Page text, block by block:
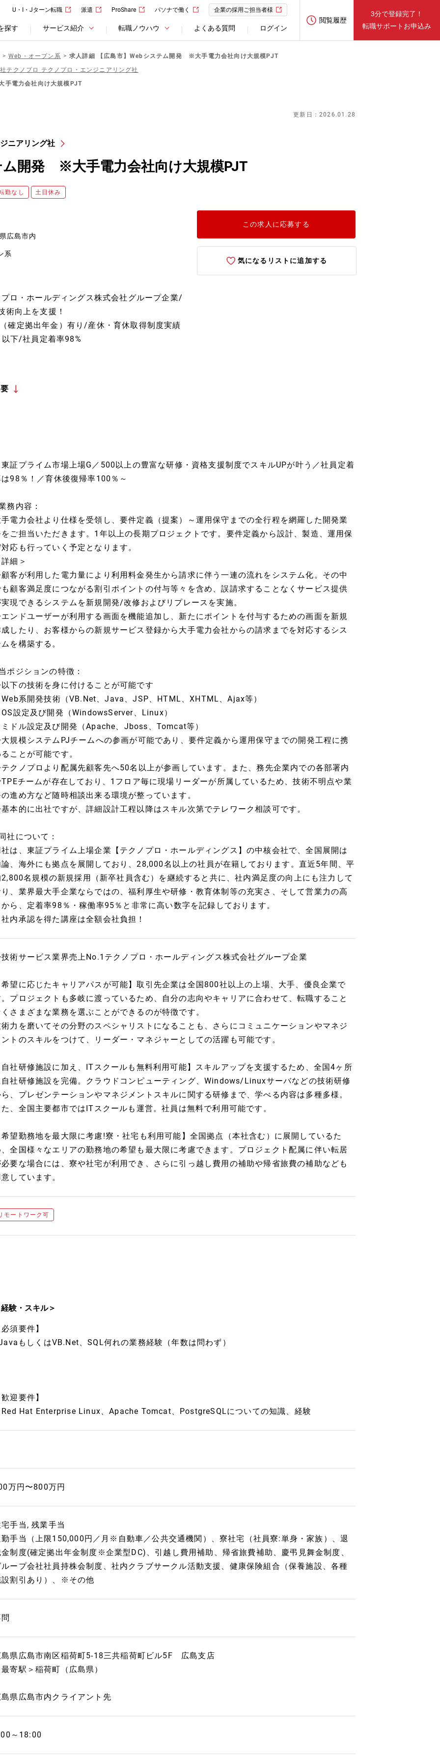
U・I・Jターン転職 派遣 ProShare パソナで働く 企業の採用ご担当者様
探す サービス紹介 転職ノウハウ よくある質問 ログイン
閲覧履歴
3分で登録完了！
転職サポートお申込み
Web・オープン系
求人詳細 【広島市】Webシステム開発 ※大手電力会社向け大規模PJT
テクノプロ テクノプロ・エンジニアリング社
電力会社向け大規模PJT
更新日：2026.01.28
ニアリング社
ム開発 ※大手電力会社向け大規模PJT
勤なし 土日休み
広島市内
系
ロ・ホールディングス株式会社グループ企業/
術向上を支援！
定拠出年金）有り/産休・育休取得制度実績
下/社員定着率98%
この求人に応募する
気になるリストに追加する
証プライム市場上場G／500以上の豊富な研修・資格支援制度でスキルUPが叶う／社員定着
98％！／育休後復帰率100％～
務内容：
電力会社より仕様を受領し、要件定義（提案）～運用保守までの全行程を網羅した開発業
ご担当いただきます。1年以上の長期プロジェクトです。要件定義から設計、製造、運用保
対応も行っていく予定となります。
細＞
客が利用した電力量により利用料金発生から請求に伴う一連の流れをシステム化。その中
顧客満足度につながる割引ポイントの付与等々を含め、誤請求することなくサービス提供
現できるシステムを新規開発/改修およびリプレースを実施。
ンドユーザーが利用する画面を機能追加し、新たにポイントを付与するための画面を新規
したり、お客様からの新規サービス登録から大手電力会社からの請求までを対応するシス
を構築する。
ポジションの特徴：
下の技術を身に付けることが可能です
Web系開発技術（VB.Net、Java、JSP、HTML、XHTML、Ajax等）
設定及び開発（WindowsServer、Linux）
ドル設定及び開発（Apache、Jboss、Tomcat等）
規模システムPJチームへの参画が可能であり、要件定義から運用保守までの開発工程に携
ことが可能です。
クノプロより配属先顧客先へ50名以上が参画しています。また、務先企業内での各部署内
チームが存在しており、1フロア毎に現場リーダーが所属しているため、技術不明点や業
進め方など随時相談出来る環境が整っています。
本的に出社ですが、詳細設計工程以降はスキル次第でテレワーク相談可です。
社について：
は、東証プライム上場企業【テクノプロ・ホールディングス】の中核会社で、全国展開は
論、海外にも拠点を展開しており、28,000名以上の社員が在籍しております。直近5年間、平
名規模の新規採用（新卒社員含む）を継続すると共に、社内満足度の向上にも注力して
、業界最大手企業ならではの、福利厚生や研修・教育体制等の充実さ、そして営業力の高
ら、定着率98％・稼働率95％と非常に高い数字を記録しております。
内承認を得た講座は全額会社負担！
術サービス業界売上No.1テクノプロ・ホールディングス株式会社グループ企業
希望に応じたキャリアパスが可能】取引先企業は全国800社以上の上場、大手、優良企業で
プロジェクトも多岐に渡っているため、自分の志向やキャリアに合わせて、転職すること
さまざまな業務を選ぶことができるのが特徴です。
力を磨いてその分野のスペシャリストになることも、さらにコミュニケーションやマネジ
トのスキルをつけて、リーダー・マネジャーとしての活躍も可能です。
社研修施設に加え、ITスクールも無料利用可能】スキルアップを支援するため、全国4ヶ所
自社研修施設を完備。クラウドコンピューティング、Windows/Linuxサーバなどの技術研修
、プレゼンテーションやマネジメントスキルに関する研修まで、学べる内容は多種多様。
、全国主要都市ではITスクールも運営。社員は無料で利用可能です。
望勤務地を最大限に考慮!寮・社宅も利用可能】全国拠点（本社含む）に展開しているた
全国様々なエリアの勤務地の希望も最大限に考慮できます。プロジェクト配属に伴い転居
要な場合には、寮や社宅が利用でき、さらに引っ越し費用の補助や帰省旅費の補助なども
しています。
モートワーク可
験・スキル＞
須要件】
もしくはVB.Net、SQL何れの業務経験（年数は問わず）
迎要件】
Hat Enterprise Linux、Apache Tomcat、PostgreSQLについての知識、経験
万円〜800万円
手当, 残業手当
勤手当（上限150,000円／月※自動車／公共交通機関）、寮社宅（社員寮:単身・家族）、退
制度(確定拠出年金制度※企業型DC)、引越し費用補助、帰省旅費補助、慶弔見舞金制度、
ープ会社社員持株会制度、社内クラブサークル活動支援、健康保険組合（保養施設、各種
設割引あり）、※その他
島県広島市南区稲荷町5-18三共稲荷町ビル5F 広島支店
寄駅＞稲荷町（広島県）
県広島市内クライアント先
～18:00